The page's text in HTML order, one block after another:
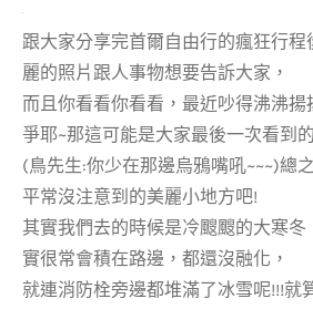
跟大家分享完首爾自由行的瘋狂行
麗的照片跟人事物想要告訴大家，
而且你看看你看看，最近吵得沸沸
爭耶~那這可能是大家最後一次看到
(鳥先生:你少在那邊烏鴉嘴吼~~~)總
平常沒注意到的美麗小地方吧!
其實我們去的時候是冷颼颼的大寒
實很常會積在路邊，都還沒融化，
就連消防栓旁邊都堆滿了冰雪呢!!!就